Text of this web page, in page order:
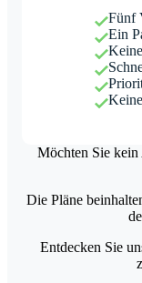
Fünf
Ein
Möchten Sie kein
Die Pläne
Entdecken Sie